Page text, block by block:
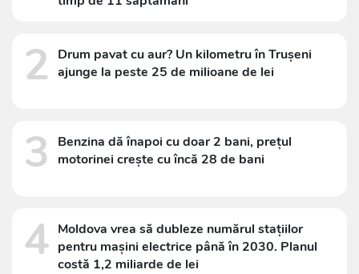
2
Drum pavat cu aur? Un kilometru în Trușeni
ajunge la peste 25 de milioane de lei
3
Benzina dă înapoi cu doar 2 bani, prețul
motorinei crește cu încă 28 de bani
4 Moldova vrea să dubleze numărul stațiilor
pentru mașini electrice până în 2030. Planul
costă 1,2 miliarde de lei